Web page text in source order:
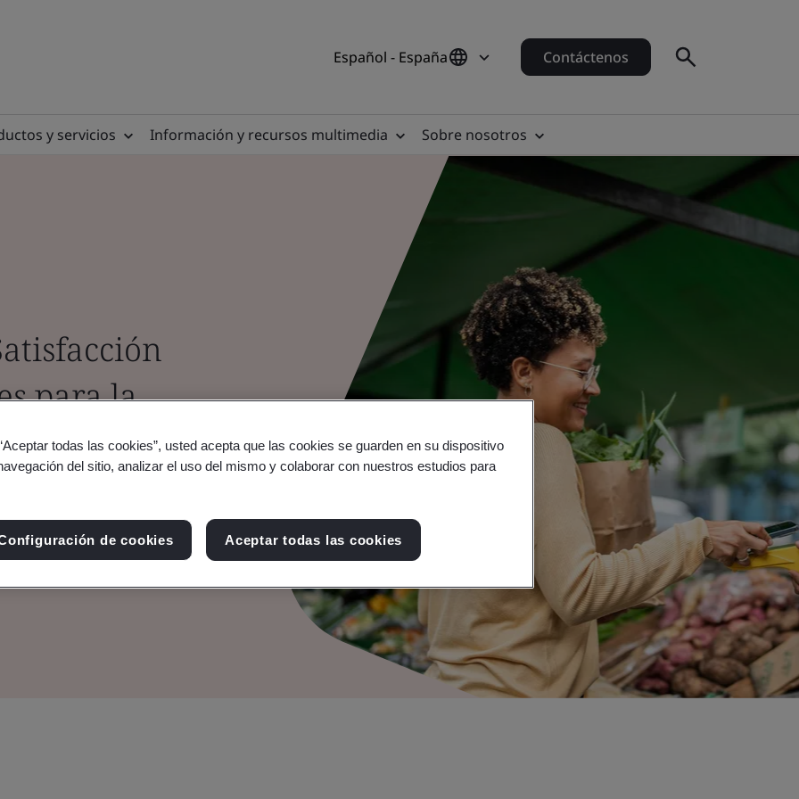
Español - España Contáctenos
y servicios Información y recursos multimedia Sobre nosotros
para la
cliente
de gestión de
ISO 10002.
todas las cookies”, usted acepta que las cookies se guarden en su dispositivo
del sitio, analizar el uso del mismo y colaborar con nuestros estudios para
de cookies Aceptar todas las cookies